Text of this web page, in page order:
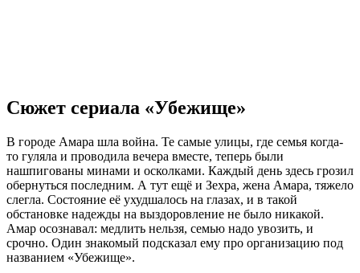
Сюжет сериала «Убежище»
В городе Амара шла война. Те самые улицы, где семья когда-
то гуляла и проводила вечера вместе, теперь были
нашпигованы минами и осколками. Каждый день здесь грозил
обернуться последним. А тут ещё и Зехра, жена Амара, тяжело
слегла. Состояние её ухудшалось на глазах, и в такой
обстановке надежды на выздоровление не было никакой.
Амар осознавал: медлить нельзя, семью надо увозить, и
срочно. Один знакомый подсказал ему про организацию под
названием «Убежище».